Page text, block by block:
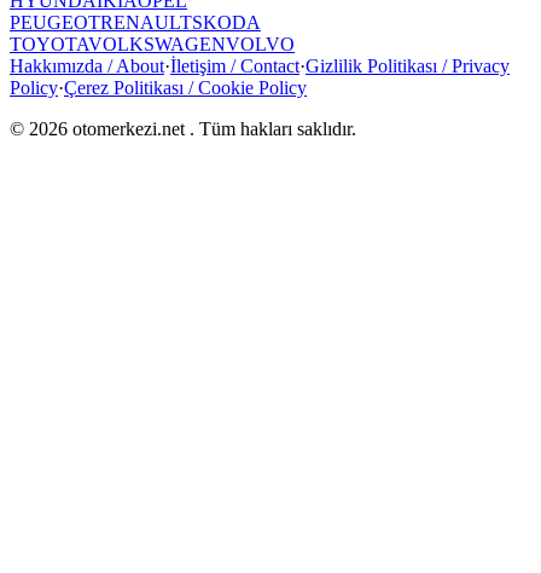
PEUGEOTRENAULTSKODA
TOYOTAVOLKSWAGENVOLVO
Hakkımızda / About·İletişim / Contact·Gizlilik Politikası / Privacy
Policy·Çerez Politikası / Cookie Policy
© 2026 otomerkezi.net . Tüm hakları saklıdır.